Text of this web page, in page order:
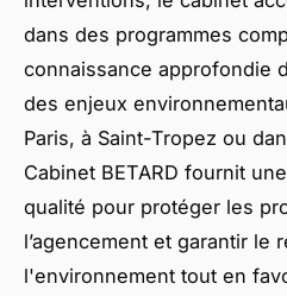
dans des programmes
connaissance approfondie
des enjeux
Paris, à Saint-Tropez ou
Cabinet BETARD fournit
qualité pour protéger les
l’agencement et garantir le
l'environnement tout en